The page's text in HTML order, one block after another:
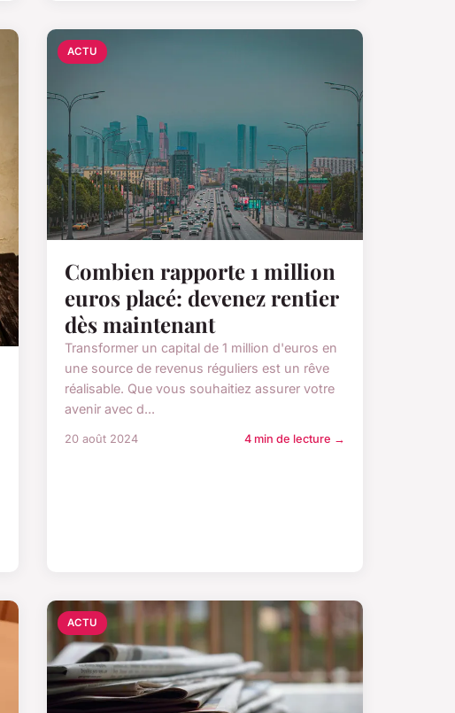
ACTU
Combien rapporte 1 million
euros placé: devenez rentier
dès maintenant
Transformer un capital de 1 million d'euros en
une source de revenus réguliers est un rêve
réalisable. Que vous souhaitiez assurer votre
avenir avec d...
20 août 2024 4 min de lecture →
ACTU